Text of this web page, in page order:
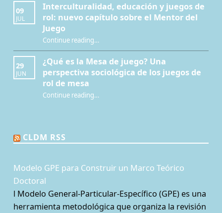
09
JUL
Interculturalidad, educación y juegos de
rol: nuevo capítulo sobre el Mentor del
Juego
Continue reading“Interculturalidad, educación y juegos de rol: nuevo capítulo sobre el Mentor del Juego”
…
29
JUN
¿Qué es la Mesa de juego? Una
perspectiva sociológica de los juegos de
rol de mesa
Continue reading“¿Qué es la Mesa de juego? Una perspectiva sociológica de los juegos de rol de mesa”
…
CLDM RSS
Modelo GPE para Construir un Marco Teórico
Doctoral
l Modelo General-Particular-Específico (GPE) es una
herramienta metodológica que organiza la revisión